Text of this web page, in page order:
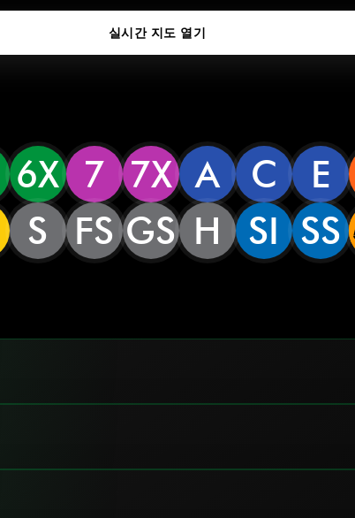
실시간 지도 열기
6X 7 7X A C E
S FS GS H SI SS